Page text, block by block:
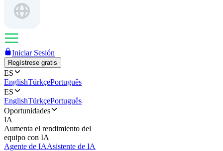
Iniciar Sesión
Regístrese gratis
ES
EnglishTürkçePortuguês
ES
EnglishTürkçePortuguês
Oportunidades
IA
Aumenta el rendimiento del
equipo con IA
Agente de IAAsistente de IA